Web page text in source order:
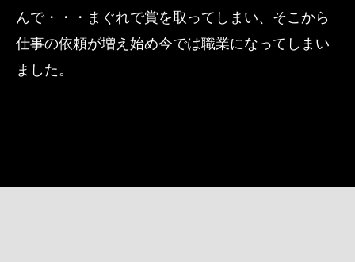
んで・・・まぐれで賞を取ってしまい、そこから
仕事の依頼が増え始め今では職業になってしまい
ました。